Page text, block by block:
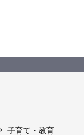
子育て・教育